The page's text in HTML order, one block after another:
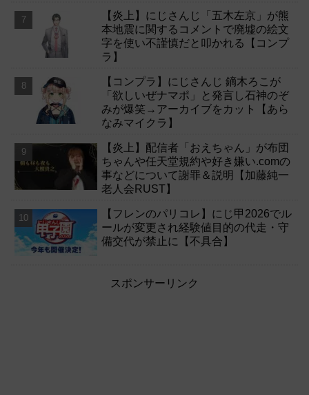
【炎上】にじさんじ「五木左京」が熊
本地震に関するコメントで廃墟の絵文
字を使い不謹慎だと叩かれる【コンプ
ラ】
【コンプラ】にじさんじ 鏑木ろこが
「欲しいぜナマポ」と発言し石神のぞ
みが爆笑→アーカイブをカット【あら
なみマイクラ】
【炎上】配信者「おえちゃん」が布団
ちゃんや任天堂規約や好き嫌い.comの
事などについて謝罪＆説明【加藤純一
老人会RUST】
【フレンのパリコレ】にじ甲2026でル
ールが変更され経験値目的の代走・守
備交代が禁止に【不具合】
スポンサーリンク